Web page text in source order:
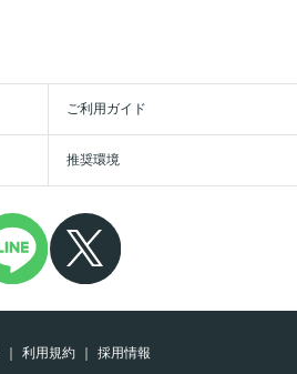
ご利用ガイド
推奨環境
利用規約
採用情報